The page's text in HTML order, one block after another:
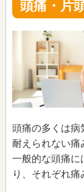
頭痛・片
頭痛の多くは病
耐えられない痛
一般的な頭痛に
り、それぞれ痛